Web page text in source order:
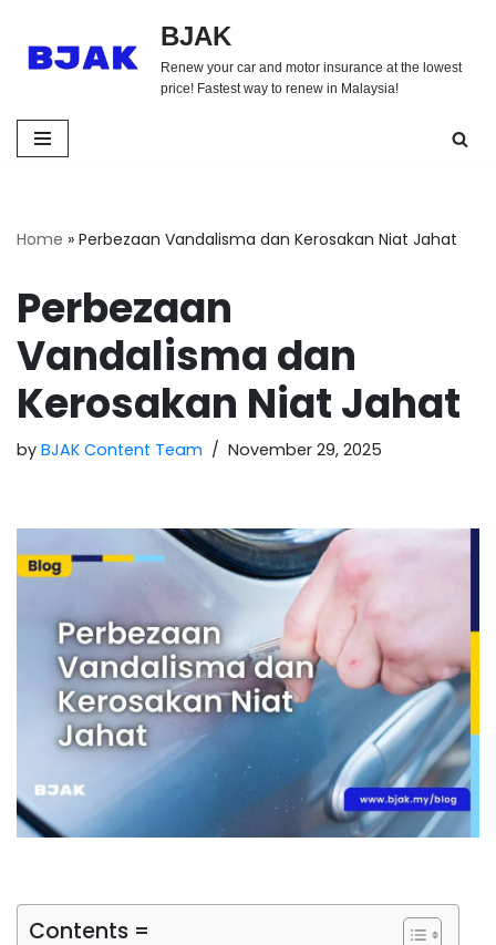
Skip
BJAK
Renew your car and motor insurance at the lowest
price! Fastest way to renew in Malaysia!
Home » Perbezaan Vandalisma dan Kerosakan Niat Jahat
Perbezaan
Vandalisma dan
Kerosakan Niat Jahat
by BJAK Content Team November 29, 2025
Contents =